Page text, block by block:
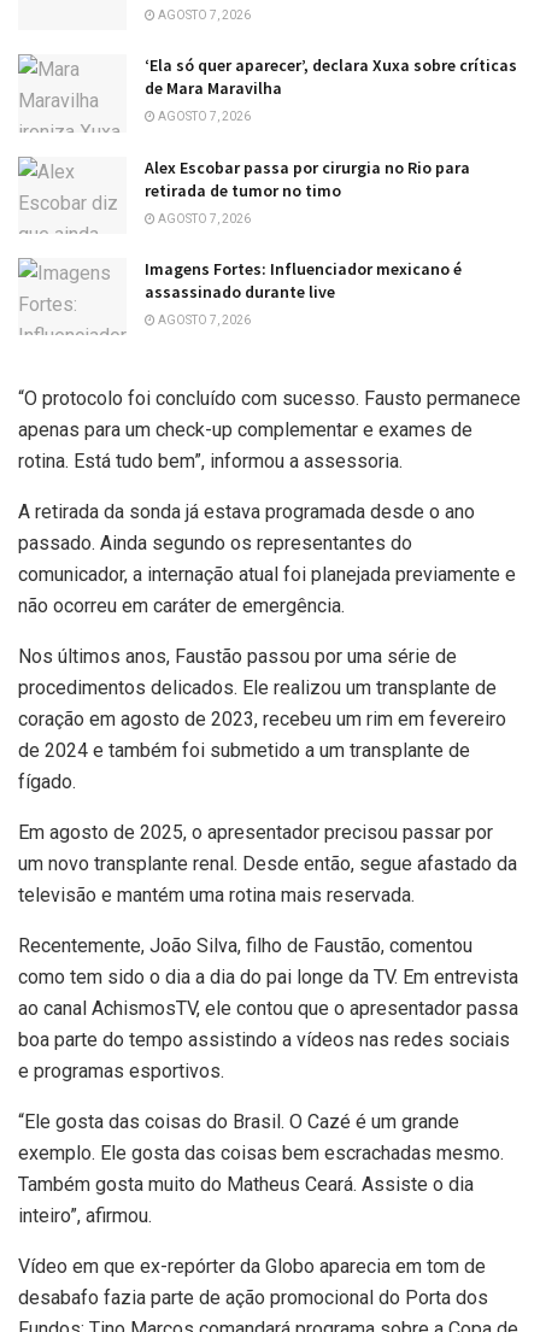
AGOSTO 7, 2026
‘Ela só quer aparecer’, declara Xuxa sobre críticas
de Mara Maravilha
AGOSTO 7, 2026
Alex Escobar passa por cirurgia no Rio para
retirada de tumor no timo
AGOSTO 7, 2026
Imagens Fortes: Influenciador mexicano é
assassinado durante live
AGOSTO 7, 2026
“O protocolo foi concluído com sucesso. Fausto permanece
apenas para um check-up complementar e exames de
rotina. Está tudo bem”, informou a assessoria.
A retirada da sonda já estava programada desde o ano
passado. Ainda segundo os representantes do
comunicador, a internação atual foi planejada previamente e
não ocorreu em caráter de emergência.
Nos últimos anos, Faustão passou por uma série de
procedimentos delicados. Ele realizou um transplante de
coração em agosto de 2023, recebeu um rim em fevereiro
de 2024 e também foi submetido a um transplante de
fígado.
Em agosto de 2025, o apresentador precisou passar por
um novo transplante renal. Desde então, segue afastado da
televisão e mantém uma rotina mais reservada.
Recentemente, João Silva, filho de Faustão, comentou
como tem sido o dia a dia do pai longe da TV. Em entrevista
ao canal AchismosTV, ele contou que o apresentador passa
boa parte do tempo assistindo a vídeos nas redes sociais
e programas esportivos.
“Ele gosta das coisas do Brasil. O Cazé é um grande
exemplo. Ele gosta das coisas bem escrachadas mesmo.
Também gosta muito do Matheus Ceará. Assiste o dia
inteiro”, afirmou.
Vídeo em que ex-repórter da Globo aparecia em tom de
desabafo fazia parte de ação promocional do Porta dos